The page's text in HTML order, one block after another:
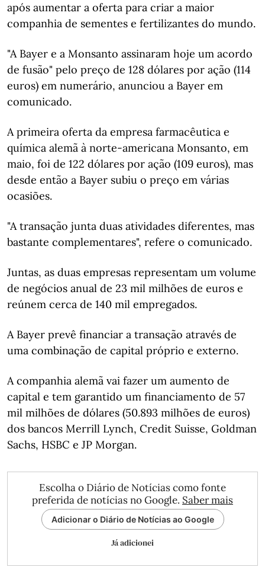
após aumentar a oferta para criar a maior
companhia de sementes e fertilizantes do mundo.
"A Bayer e a Monsanto assinaram hoje um acordo
de fusão" pelo preço de 128 dólares por ação (114
euros) em numerário, anunciou a Bayer em
comunicado.
A primeira oferta da empresa farmacêutica e
química alemã à norte-americana Monsanto, em
maio, foi de 122 dólares por ação (109 euros), mas
desde então a Bayer subiu o preço em várias
ocasiões.
"A transação junta duas atividades diferentes, mas
bastante complementares", refere o comunicado.
Juntas, as duas empresas representam um volume
de negócios anual de 23 mil milhões de euros e
reúnem cerca de 140 mil empregados.
A Bayer prevê financiar a transação através de
uma combinação de capital próprio e externo.
A companhia alemã vai fazer um aumento de
capital e tem garantido um financiamento de 57
mil milhões de dólares (50.893 milhões de euros)
dos bancos Merrill Lynch, Credit Suisse, Goldman
Sachs, HSBC e JP Morgan.
Escolha o Diário de Notícias como fonte
preferida de notícias no Google. Saber mais
Adicionar o Diário de Notícias ao Google
Já adicionei